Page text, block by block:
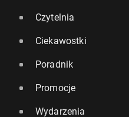
Czytelnia
Ciekawostki
Poradnik
Promocje
Wydarzenia